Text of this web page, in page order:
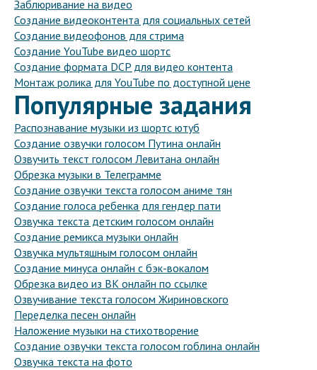
Заблюривание на видео
Создание видеоконтента для социальных сетей
Создание видеофонов для стрима
Создание YouTube видео шортс
Создание формата DCP для видео контента
Монтаж ролика для YouTube по доступной цене
Популярные задания
Распознавание музыки из шортс ютуб
Создание озвучки голосом Путина онлайн
Озвучить текст голосом Левитана онлайн
Обрезка музыки в Телеграмме
Создание озвучки текста голосом аниме тян
Создание голоса ребенка для гендер пати
Озвучка текста детским голосом онлайн
Создание ремикса музыки онлайн
Озвучка мультяшным голосом онлайн
Создание минуса онлайн с бэк-вокалом
Обрезка видео из ВК онлайн по ссылке
Озвучивание текста голосом Жириновского
Переделка песен онлайн
Наложение музыки на стихотворение
Создание озвучки текста голосом гоблина онлайн
Озвучка текста на фото